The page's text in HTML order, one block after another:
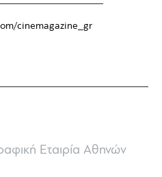
cinemagazine_gr
Εταιρία Αθηνών